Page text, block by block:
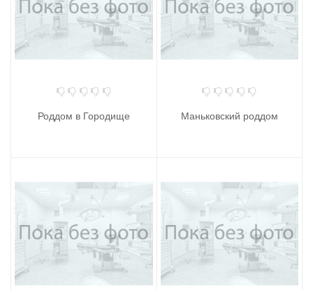
Роддом в Городище Маньковский роддом